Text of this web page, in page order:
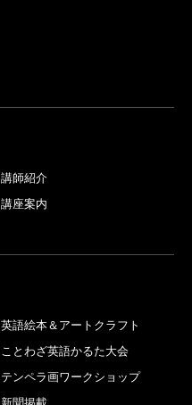
講師紹介
講座案内
英語絵本＆アートクラフト
ことわざ英語かるた大会
テンペラ画ワークショップ